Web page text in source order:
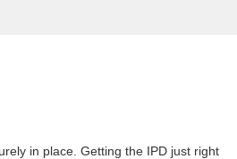
in place. Getting the IPD just right